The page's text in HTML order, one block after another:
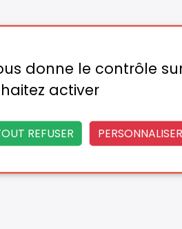
donne le contrôle
activer
REFUSER PERSONNALISER